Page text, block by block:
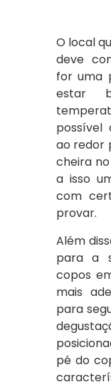
O local
deve
for uma
estar
possível
ao redor
cheira
a isso
com
provar.
Além
para a
copos
mais
para
pé do